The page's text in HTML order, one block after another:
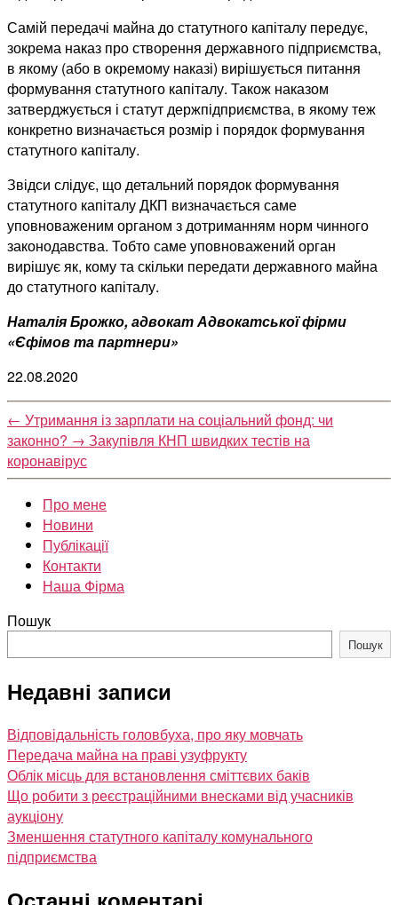
Самій передачі майна до статутного капіталу передує,
зокрема наказ про створення державного підприємства,
в якому (або в окремому наказі) вирішується питання
формування статутного капіталу. Також наказом
затверджується і статут держпідприємства, в якому теж
конкретно визначається розмір і порядок формування
статутного капіталу.
Звідси слідує, що детальний порядок формування
статутного капіталу ДКП визначається саме
уповноваженим органом з дотриманням норм чинного
законодавства. Тобто саме уповноважений орган
вирішує як, кому та скільки передати державного майна
до статутного капіталу.
Наталія Брожко, адвокат Адвокатської фірми
«Єфімов та партнери»
22.08.2020
← Утримання із зарплати на соціальний фонд: чи
законно? → Закупівля КНП швидких тестів на
коронавірус
Про мене
Новини
Публікації
Контакти
Наша Фірма
Пошук
Пошук
Недавні записи
Відповідальність головбуха, про яку мовчать
Передача майна на праві узуфрукту
Облік місць для встановлення сміттєвих баків
Що робити з реєстраційними внесками від учасників
аукціону
Зменшення статутного капіталу комунального
підприємства